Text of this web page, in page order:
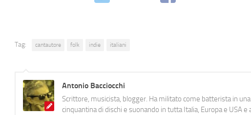
Tag: cantautore folk indie italiani
Antonio Bacciocchi
Scrittore, musicista, blogger. Ha militato come batterista in
cinquantina di dischi e suonando in tutta Italia, Europa e USA